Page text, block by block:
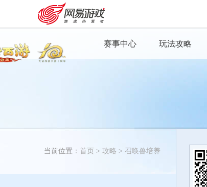
赛事中心 玩法攻略
当前位置： 首页 > 攻略 > 召唤兽培养